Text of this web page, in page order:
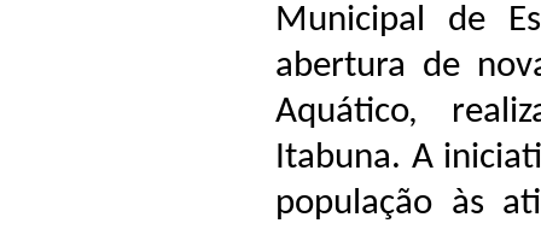
Municipal de
abertura de
Aquático,
Itabuna. A
população às